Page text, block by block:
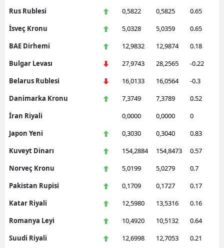
Rus Rublesi
0,5822 0,5825
0.65
İsveç Kronu
5,0328 5,0359
0.65
BAE Dirhemi
12,9832 12,9874
0.18
Bulgar Levası
27,9743 28,2565
-0.22
Belarus Rublesi
16,0133 16,0564
-0.3
Danimarka Kronu
7,3749 7,3789
0.52
İran Riyali
0,0000 0,0000
0
Japon Yeni
0,3030 0,3040
0.83
Kuveyt Dinarı
154,2884 154,8473
0.57
Norveç Kronu
5,0199 5,0279
0.7
Pakistan Rupisi
0,1709 0,1727
0.17
Katar Riyali
12,5980 13,5316
0.16
Romanya Leyi
10,4920 10,5132
0.64
Suudi Riyali
12,6998 12,7053
0.21